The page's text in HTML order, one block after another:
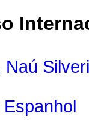
Naú